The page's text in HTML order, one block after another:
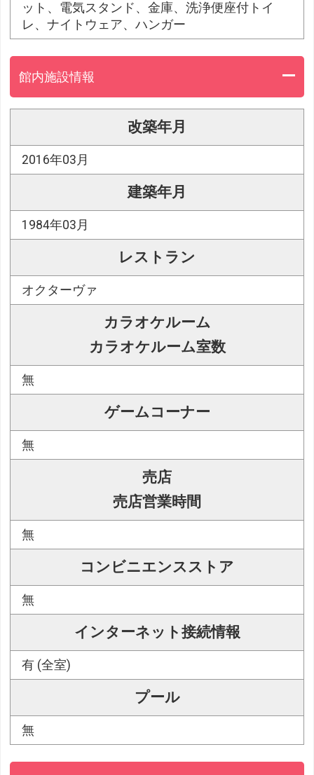
ット、電気スタンド、金庫、洗浄便座付トイ
レ、ナイトウェア、ハンガー
館内施設情報
改築年月
2016年03月
建築年月
1984年03月
レストラン
オクターヴァ
カラオケルーム
カラオケルーム室数
無
ゲームコーナー
無
売店
売店営業時間
無
コンビニエンスストア
無
インターネット接続情報
有 (全室)
プール
無